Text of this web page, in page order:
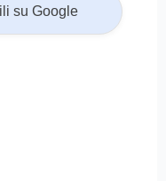
su Google